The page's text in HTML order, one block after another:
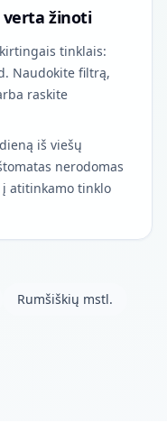
verta žinoti
tinklais:
Naudokite filtrą,
raskite
iš viešų
nerodomas
atitinkamo tinklo
Rumšiškių mstl.